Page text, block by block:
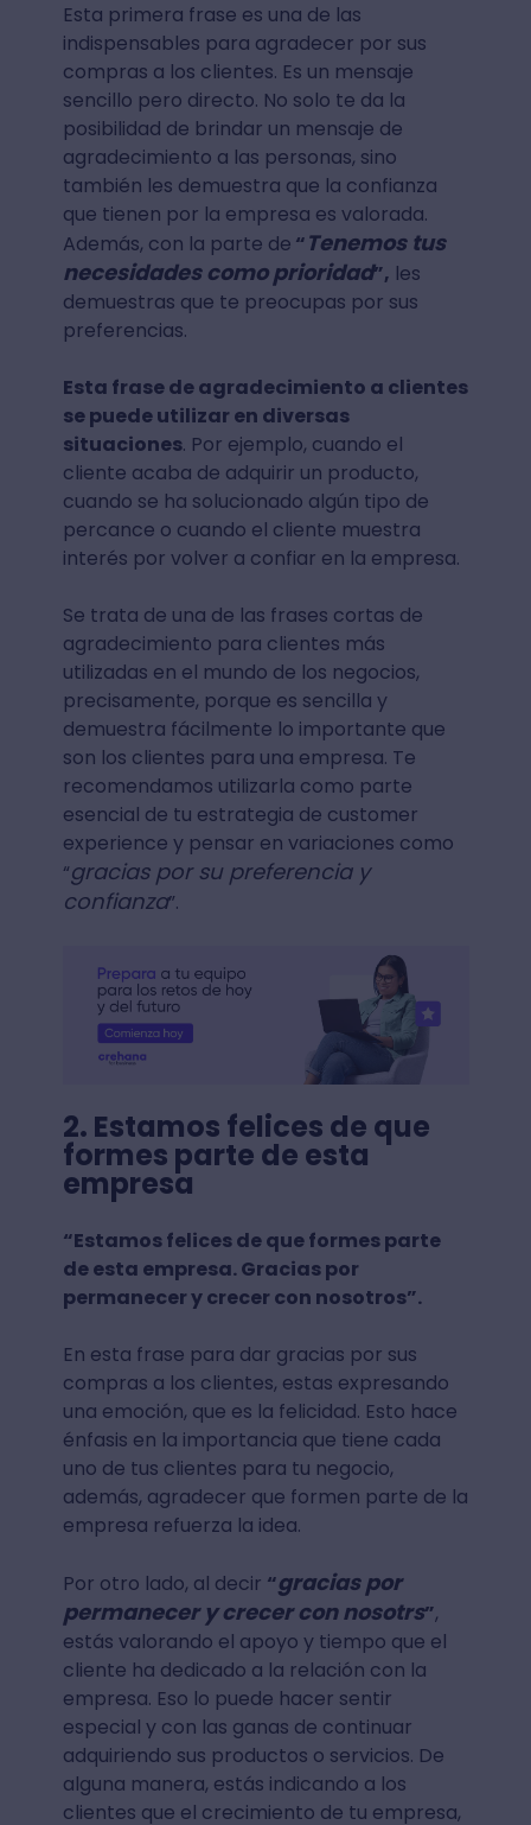
Esta primera frase es una de las
indispensables para agradecer por sus
compras a los clientes. Es un mensaje
sencillo pero directo. No solo te da la
posibilidad de brindar un mensaje de
agradecimiento a las personas, sino
también les demuestra que la confianza
que tienen por la empresa es valorada.
Además, con la parte de “Tenemos tus
necesidades como prioridad”, les
demuestras que te preocupas por sus
preferencias.
Esta frase de agradecimiento a clientes
se puede utilizar en diversas
situaciones. Por ejemplo, cuando el
cliente acaba de adquirir un producto,
cuando se ha solucionado algún tipo de
percance o cuando el cliente muestra
interés por volver a confiar en la empresa.
Se trata de una de las frases cortas de
agradecimiento para clientes más
utilizadas en el mundo de los negocios,
precisamente, porque es sencilla y
demuestra fácilmente lo importante que
son los clientes para una empresa. Te
recomendamos utilizarla como parte
esencial de tu estrategia de customer
experience y pensar en variaciones como
“gracias por su preferencia y
confianza”.
2. Estamos felices de que
formes parte de esta
empresa
“Estamos felices de que formes parte
de esta empresa. Gracias por
permanecer y crecer con nosotros”.
En esta frase para dar gracias por sus
compras a los clientes, estas expresando
una emoción, que es la felicidad. Esto hace
énfasis en la importancia que tiene cada
uno de tus clientes para tu negocio,
además, agradecer que formen parte de la
empresa refuerza la idea.
Por otro lado, al decir “gracias por
permanecer y crecer con nosotrs”,
estás valorando el apoyo y tiempo que el
cliente ha dedicado a la relación con la
empresa. Eso lo puede hacer sentir
especial y con las ganas de continuar
adquiriendo sus productos o servicios. De
alguna manera, estás indicando a los
clientes que el crecimiento de tu empresa,